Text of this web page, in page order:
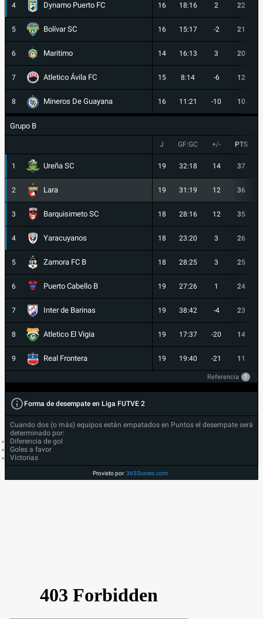
4 Dynamo Puerto FC 16 18:16 2 22
5 Bolívar SC 16 15:17 -2 21
6 Maritimo 14 16:13 3 20
7 Atletico Ávila FC 15 8:14 -6 12
8 Mineros De Guayana 16 11:21 -10 10
Grupo B
J GF:GC +/- PTS
1 Ureña SC 19 32:18 14 37
2 Lara 19 31:19 12 36
3 Barquisimeto SC 18 28:16 12 35
4 Yaracuyanos 18 23:20 3 26
5 Zamora FC B 18 28:25 3 25
6 Puerto Cabello B 19 27:26 1 24
7 Inter de Barinas 19 38:42 -4 23
8 Atletico El Vigia 19 17:37 -20 14
9 Real Frontera 19 19:40 -21 11
Referencia ?
Forma de desempate en Liga FUTVE 2
Cuando dos (o más) equipos están empatados en Puntos el desempate será
determinado por:
Diferencia de gol
Goles a favor
Victorias
Provisto por 365Scores.com